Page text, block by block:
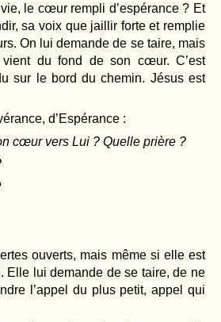
le cœur rempli d’espérance ? Et
sa voix que jaillir forte et remplie
On lui demande de se taire, mais
du fond de son cœur. C’est
sur le bord du chemin. Jésus est
d’Espérance :
cœur vers Lui ? Quelle prière ?
ouverts, mais même si elle est
Elle lui demande de se taire, de ne
l’appel du plus petit, appel qui